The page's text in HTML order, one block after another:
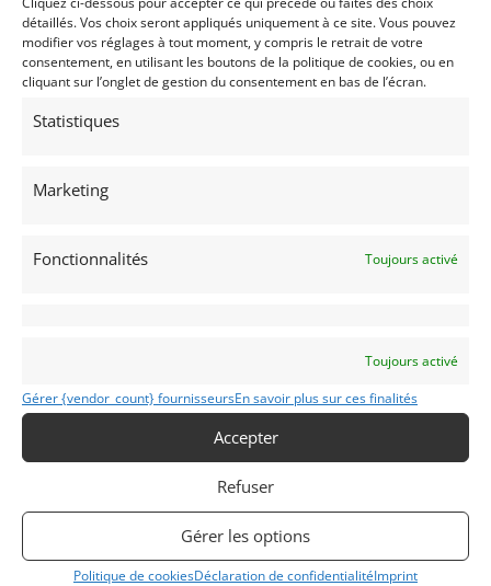
détaillés. Vos choix seront appliqués uniquement à ce site. Vous pouvez
modifier vos réglages à tout moment, y compris le retrait de votre
consentement, en utilisant les boutons de la politique de cookies, ou en
cliquant sur l’onglet de gestion du consentement en bas de l’écran.
Statistiques
Marketing
Fonctionnalités Toujours activé
Toujours activé
Gérer {vendor_count} fournisseursEn savoir plus sur ces finalités
Accepter
Refuser
Gérer les options
Politique de cookiesDéclaration de confidentialitéImprint
Passeport
ASN
Passeport Technique
(3 volets)
Passeport technique international
(PTH)
Publié: 13 mai 2026 (il y a 3 mois)